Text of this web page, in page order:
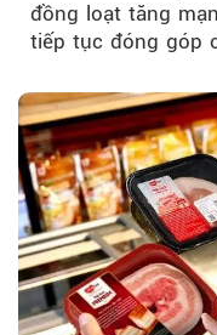
đồng loạt tăng
tiếp tục đóng góp